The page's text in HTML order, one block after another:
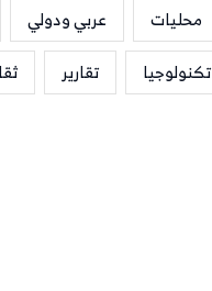
محليات عربي ودولي
تكنولوجيا تقارير